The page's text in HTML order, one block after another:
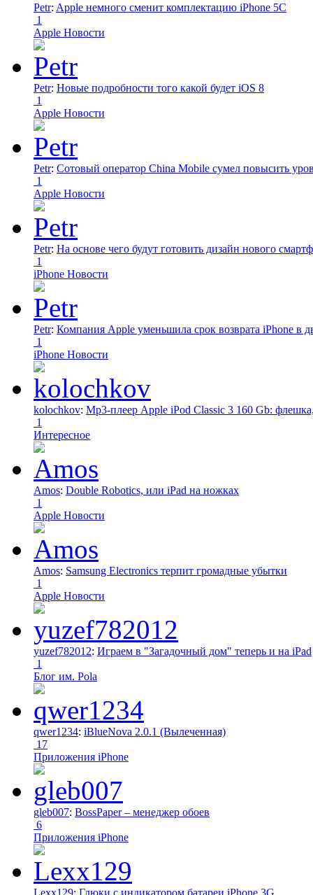
Petr: Apple немного сменит комплектацию iPhone 5C
1
Apple Новости
Petr: Новые подробности того какой будет iOS 8
1
Apple Новости
Petr: Сотовый оператор China Mobile сумел повысить
1
Apple Новости
Petr: На основе чего будут готовить дизайн нового
1
iPhone Новости
Petr: Компания Apple уменьшила срок возврата iPhone в
1
iPhone Новости
kolochkov: Mp3-плеер Apple iPod Classic 3 160 Gb:
1
Интересное
Amos: Double Robotics, или iPad на ножках
1
Apple Новости
Amos: Samsung Electronics терпит громадные убытки
1
Apple Новости
yuzef782012: Играем в "Загадочный дом" теперь и на iPad
1
Блог им. Pola
qwer1234: iBlueNova 2.0.1 (Вылеченная)
17
Приложения iPhone
gleb007: BossPaper – менеджер обоев
6
Приложения iPhone
Lexx129: Глюки с индикатором батареи iPhone 3G